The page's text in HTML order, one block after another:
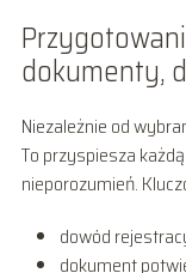
dokumenty,
Niezależnie od
To przyspiesza
nieporozumień.
dowód
dokument